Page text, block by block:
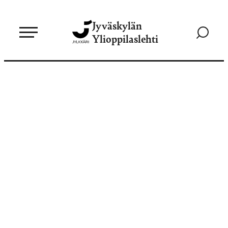
sisältöön
Jyväskylän
Ylioppilaslehti
Siirry